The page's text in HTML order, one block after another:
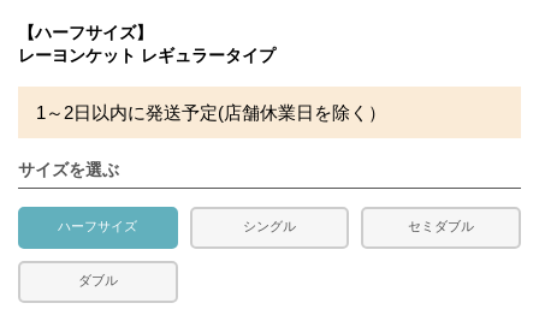
発生する場合がございます。また発送予定も変更になる場
合があります。
※できる限り実際の色を再現するよう心がけております
承ください。
【ハーフサイズ】
レーヨンケット レギュラータイプ
1～2日以内に発送予定(店舗休業日を除く）
サイズを選ぶ
ハーフサイズ シングル セミダブル
ダブル